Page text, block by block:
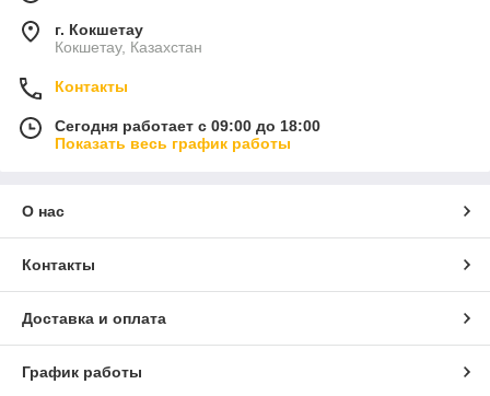
г. Кокшетау
Кокшетау, Казахстан
Контакты
Сегодня работает с 09:00 до 18:00
Показать весь график работы
О нас
Контакты
Доставка и оплата
График работы